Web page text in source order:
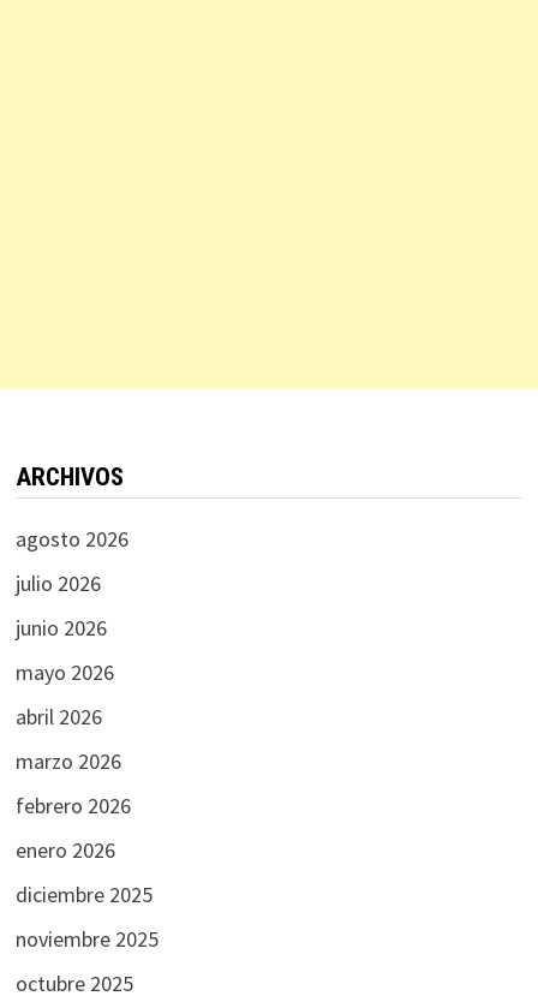
ARCHIVOS
agosto 2026
julio 2026
junio 2026
mayo 2026
abril 2026
marzo 2026
febrero 2026
enero 2026
diciembre 2025
noviembre 2025
octubre 2025